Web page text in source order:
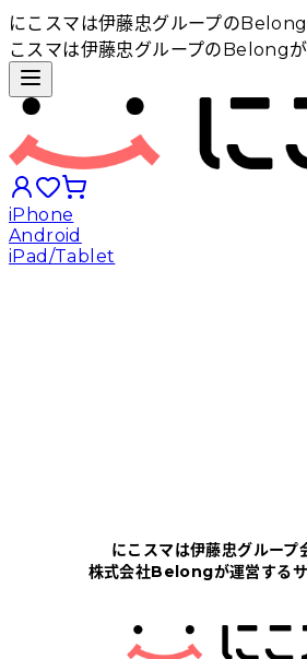
にこスマは伊藤忠グループの
こスマは伊藤忠グループのBelong
iPhone
Android
iPad/Tablet
にこスマについて
サポートセンター
にこスマは伊藤忠グループ
株式会社Belongが運営するサ